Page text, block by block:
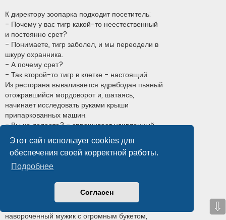
Этот сайт использует cookies для
обеспечения своей корректной работы.
Подробнее
Согласен
К директору зоопарка подходит посетитель:
- Почему у вас тигр какой-то неестественный
и постоянно срет?
- Понимаете, тигр заболел, и мы переодели в
шкуру охранника.
- А почему срет?
- Так второй-то тигр в клетке - настоящий.
Из ресторана вываливается вдребодан пьяный
отожравшийся мордоворот и, шатаясь,
начинает исследовать руками крыши
припаркованных машин.
- Вы чо делаете? - спрашивает удивленный
охранник.
- Че, не видишь, машину свою ищу.
- Странно вы ищете машину. По крышам-то
зачем шарить?
Роддом. Подъезжает Бентли. Выбежавший
навороченный мужик с огромным букетом,
⇩